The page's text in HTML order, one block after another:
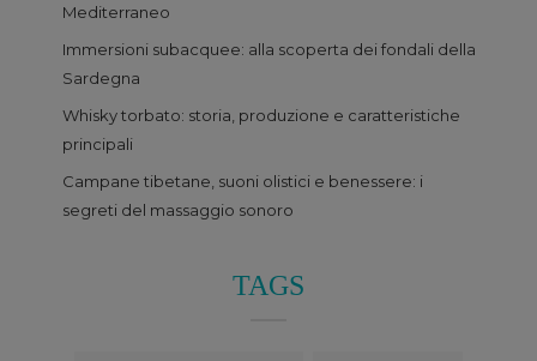
Mediterraneo
Immersioni subacquee: alla scoperta dei fondali della
Sardegna
Whisky torbato: storia, produzione e caratteristiche
principali
Campane tibetane, suoni olistici e benessere: i
segreti del massaggio sonoro
TAGS